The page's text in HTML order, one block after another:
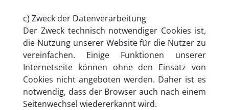
c) Zweck der Datenverarbeitung
Der Zweck technisch notwendiger Cookies ist,
die Nutzung unserer Website für die Nutzer zu
vereinfachen. Einige Funktionen unserer
Internetseite können ohne den Einsatz von
Cookies nicht angeboten werden. Daher ist es
notwendig, dass der Browser auch nach einem
Seitenwechsel wiedererkannt wird.